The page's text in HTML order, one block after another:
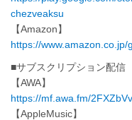
chezveaksu
【Amazon】
https://www.amazon.co.jp/
■サブスクリプション配信
【AWA】
https://mf.awa.fm/2FXZbVv
【AppleMusic】